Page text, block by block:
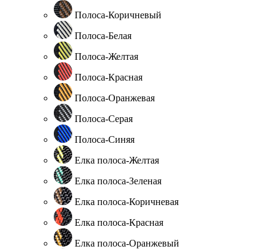
Полоса-Коричневый
Полоса-Белая
Полоса-Желтая
Полоса-Красная
Полоса-Оранжевая
Полоса-Серая
Полоса-Синяя
Елка полоса-Желтая
Елка полоса-Зеленая
Елка полоса-Коричневая
Елка полоса-Красная
Елка полоса-Оранжевый